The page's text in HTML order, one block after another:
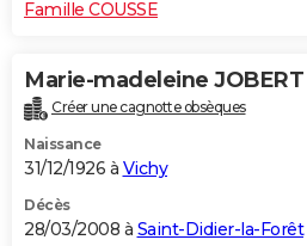
Famille COUSSE
Marie-madeleine JOBERT
Créer une cagnotte obsèques
Naissance
31/12/1926 à Vichy
Décès
28/03/2008 à Saint-Didier-la-Forêt